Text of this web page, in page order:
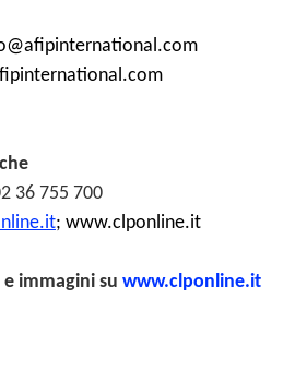
36 755 700
; www.clponline.it
immagini su www.clponline.it